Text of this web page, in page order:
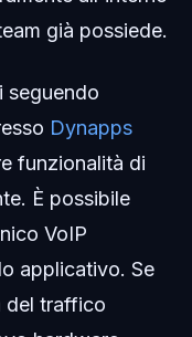
già possiede.
seguendo
Dynapps
funzionalità di
È possibile
VoIP
applicativo. Se
del traffico